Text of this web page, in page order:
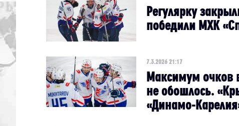
Регулярку
победили МХК
7.3.2026 21:17
Максимум очков
не обошлось.
«Динамо-